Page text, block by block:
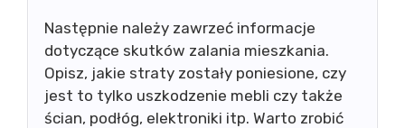
Następnie należy zawrzeć informacje
dotyczące skutków zalania mieszkania.
Opisz, jakie straty zostały poniesione, czy
jest to tylko uszkodzenie mebli czy także
ścian, podłóg, elektroniki itp. Warto zrobić